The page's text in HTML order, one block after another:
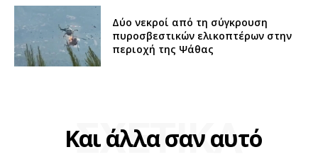
Δύο νεκροί από τη σύγκρουση
πυροσβεστικών ελικοπτέρων στην
περιοχή της Ψάθας
Και άλλα σαν αυτό
ΣΧΕΤΙΚΑ